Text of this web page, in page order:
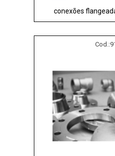
conexões
Cod.: